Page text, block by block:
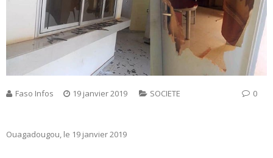
Faso Infos 19 janvier 2019 SOCIETE 0
Ouagadougou, le 19 janvier 2019